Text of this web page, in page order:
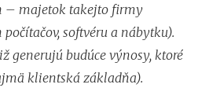
– majetok takejto firmy
softvéru a nábytku).
generujú budúce výnosy, ktoré
klientská základňa).